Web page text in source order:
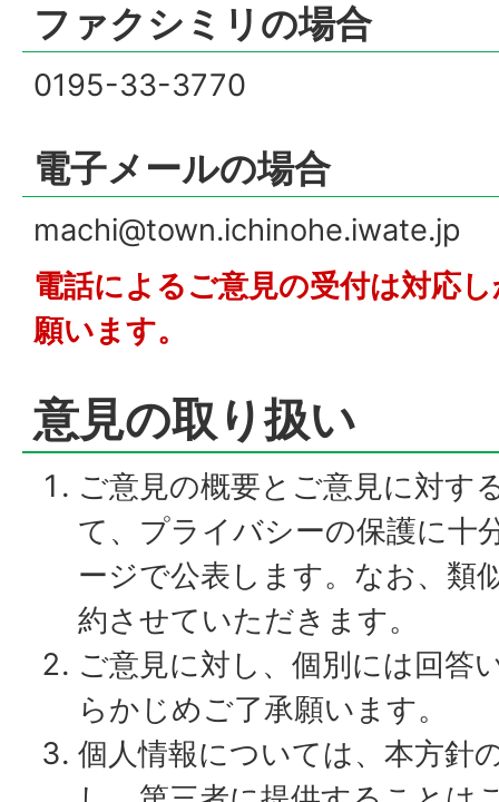
ファクシミリの場合
0195-33-3770
電子メールの場合
machi@town.ichinohe.iwate.jp
電話によるご意見の受付は対応
願います。
意見の取り扱い
ご意見の概要とご意見に対す
て、プライバシーの保護に十
ージで公表します。なお、類
約させていただきます。
ご意見に対し、個別には回答
らかじめご了承願います。
個人情報については、本方針